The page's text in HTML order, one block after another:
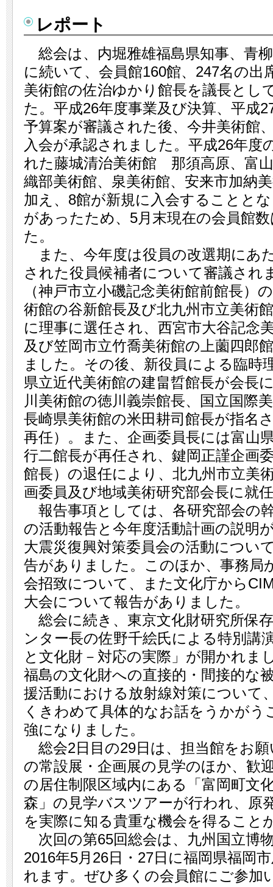
レポート
総会は、内堀雅雄福島県知事、青
に続いて、会員館160館、247名の出
美術館の佐治ゆかり館長を議長とし
た。平成26年度事業及び決算、平成
予算案が審議された後、今井美術館
入会が承認されました。平成26年度
れた藤城清治美術館 那須高原、富
織部美術館、泉美術館、安来市加納
加え、8館が新規に入会することと
があったため、5月末現在の会員館
た。
また、今年度は役員の改選期にあ
された役員候補者について審議され
（神戸市立小磯記念美術館前館長）
術館の谷新館長及び北九州市立美術
に理事に選任され、西宮市大谷記念
及び笠岡市立竹喬美術館の上薗四郎
ました。その後、新役員による臨時
県立近代美術館の建畠晢館長が会長
川美術館の徳川義崇館長、国立国際
長崎県美術館の米田耕司館長が指名
再任）。また、企画委員長には富山
行二館長が再任され、鍵岡正謹企画
館長）の退任により、北九州市立美
画委員及び地域美術研究部会長に就
報告事項としては、各研究部会の
の活動報告と今年度活動計画の説明
大震災復興対策委員会の活動につい
告がありました。このほか、事務局
会招致について、また文化庁から
大会について報告がありました。
総会に続き、東京文化財研究所保
ンター長の佐野千絵氏による特別講
と文化財－対応の実際」が開かれま
福島の文化財への直接的・間接的な
援活動における放射線対策について
くきわめて具体的なお話をうかが
強になりました。
総会2日目の29日は、担当館をお
の常設展・企画展の見学のほか、歓
の居住制限区域内にある「富岡町文
森」の見学バスツアーが行われ、原
を実際に知る貴重な機会を得ること
次回の第65回総会は、九州国立博
2016年5月26日・27日に福岡県福岡
れます。ぜひ多くの会員館にご参加